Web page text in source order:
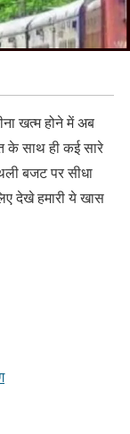
खत्म होने में अब
साथ ही कई सारे
बजट पर सीधा
देखे हमारी ये खास